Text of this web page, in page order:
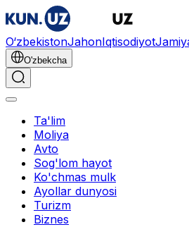
O‘zbekistonJahonIqtisodiyot
O'zbekcha
Ta'lim
Moliya
Avto
Sog'lom hayot
Ko'chmas mulk
Ayollar dunyosi
Turizm
Biznes